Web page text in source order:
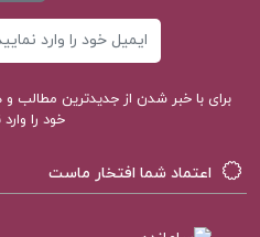
برای با خبر شدن از جدیدترین مطالب
خود را وارد
اعتماد شما افتخار ماست